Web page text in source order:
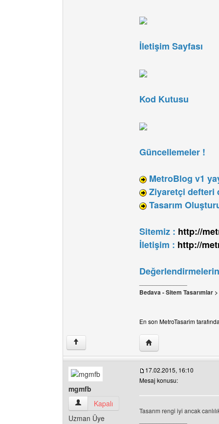
İletişim Sayfası
Kod Kutusu
Güncellemeler !
MetroBlog v1
Ziyaretçi defteri
Tasarım
Sitemiz : http://
İletişim : http://
Bedava - Sitem Tasarımlar >
En son MetroTasarim
↑ Yazarın web sitesini
mgmfb
mgmfb Kullanıcının profilini görüntüle
Kapalı
Uzman Üye
17.02.2015, 16:10
Mesaj konusu:
Tasarım rengi iyi ancak